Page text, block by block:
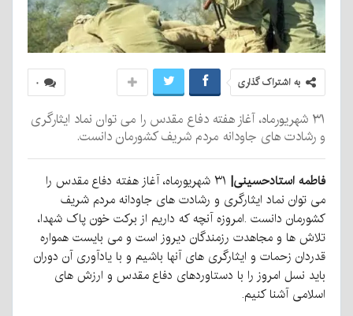
۰ به اشتراک گذاری
۳۱ شهریورماه، آغاز هفته دفاع مقدس را می توان نماد ایثارگری
و رشادت های جاودانه مردم شریف کشورمان دانست.
فاطمه استادحسینی|
۳۱ شهریورماه، آغاز هفته دفاع مقدس را
می توان نماد ایثارگری و رشادت های جاودانه مردم شریف
کشورمان دانست .امروزه آنچه که داریم از برکت خون پاک شهدا،
تلاش ها و مجاهدت رزمندگان دیروز است و می بایست همواره
قدردان زحمات و ایثارگری های آنها باشیم و با یادآوری آن دوران
باید نسل امروز را با دستاوردهای دفاع مقدس و ارزش های
اسلامی آشنا کنیم.